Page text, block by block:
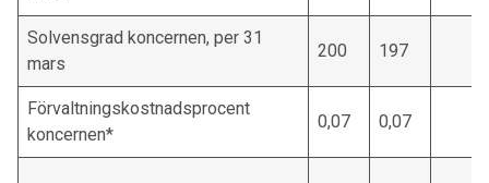
Solvensgrad koncernen, per 31
mars
200 197
Förvaltningskostnadsprocent
koncernen*
0,07 0,07